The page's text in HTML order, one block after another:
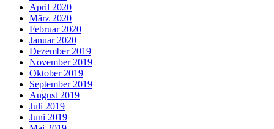
April 2020
März 2020
Februar 2020
Januar 2020
Dezember 2019
November 2019
Oktober 2019
September 2019
August 2019
Juli 2019
Juni 2019